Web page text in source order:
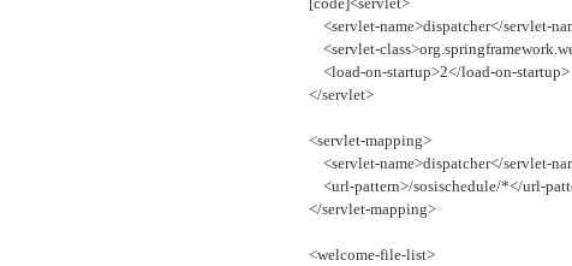
<servlet-name>dispatcher</servlet-
<servlet-
<load-on-startup>2</load-on-startup>
</servlet>
<servlet-mapping>
<servlet-name>dispatcher</servlet-
<url-pattern>/sosischedule/*</url-
</servlet-mapping>
<welcome-file-list>